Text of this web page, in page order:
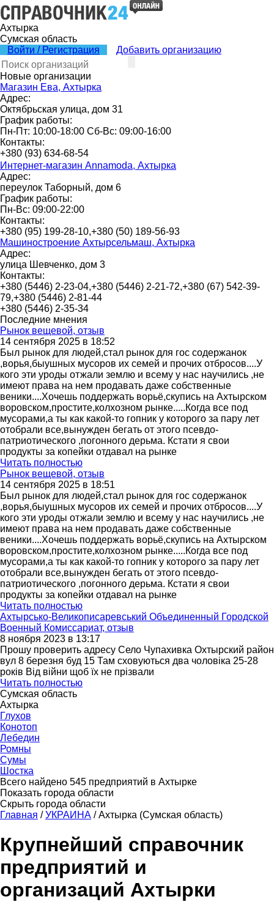
Ахтырка
Сумская область
Войти / Регистрация
Добавить организацию
Новые организации
Магазин Ева, Ахтырка
Адрес:
Октябрьская улица, дом 31
График работы:
Пн-Пт: 10:00-18:00 Сб-Вс: 09:00-16:00
Контакты:
+380 (93) 634-68-54
Интернет-магазин Annamoda, Ахтырка
Адрес:
переулок Таборный, дом 6
График работы:
Пн-Вс: 09:00-22:00
Контакты:
+380 (95) 199-28-10,+380 (50) 189-56-93
Машиностроение Ахтырсельмаш, Ахтырка
Адрес:
улица Шевченко, дом 3
Контакты:
+380 (5446) 2-23-04,+380 (5446) 2-21-72,+380 (67) 542-39-
79,+380 (5446) 2-81-44
+380 (5446) 2-35-34
Последние мнения
Рынок вещевой, отзыв
14 сентября 2025 в 18:52
Был рынок для людей,стал рынок для гос содержанок
,ворья,быушных мусоров их семей и прочих отбросов....У
кого эти уроды отжали землю и всему у нас научились ,не
имеют права на нем продавать даже собственные
веники....Хочешь поддержать ворьё,скупись на Ахтырском
воровском,простите,колхозном рынке.....Когда все под
мусорами,а ты как какой-то гопник у которого за пару лет
отобрали все,вынужден бегать от этого псевдо-
патриотического ,погонного дерьма. Кстати я свои
продукты за копейки отдавал на рынке
Читать полностью
Рынок вещевой, отзыв
14 сентября 2025 в 18:51
Был рынок для людей,стал рынок для гос содержанок
,ворья,быушных мусоров их семей и прочих отбросов....У
кого эти уроды отжали землю и всему у нас научились ,не
имеют права на нем продавать даже собственные
веники....Хочешь поддержать ворьё,скупись на Ахтырском
воровском,простите,колхозном рынке.....Когда все под
мусорами,а ты как какой-то гопник у которого за пару лет
отобрали все,вынужден бегать от этого псевдо-
патриотического ,погонного дерьма. Кстати я свои
продукты за копейки отдавал на рынке
Читать полностью
Ахтырсько-Великописаревський Объединенный Городской
Военный Комиссариат, отзыв
8 ноября 2023 в 13:17
Прошу проверить адресу Село Чупахивка Охтырский район
вул 8 березня буд 15 Там сховуються два чоловіка 25-28
років Від війни щоб їх не прізвали
Читать полностью
Сумская область
Ахтырка
Глухов
Конотоп
Лебедин
Ромны
Сумы
Шостка
Всего найдено 545 предприятий в Ахтырке
Показать города области
Скрыть города области
Главная / УКРАИНА / Ахтырка (Сумская область)
Крупнейший справочник
предприятий и
организаций Ахтырки